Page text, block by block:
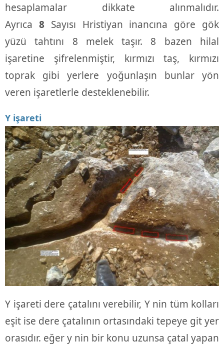
hesaplamalar dikkate alınmalıdır.
Ayrıca 8 Sayısı Hristiyan inancına göre gök
yüzü tahtını 8 melek taşır. 8 bazen hilal
işaretine şifrelenmiştir, kırmızı taş, kırmızı
toprak gibi yerlere yoğunlaşın bunlar yön
veren işaretlerle desteklenebilir.
Y işareti
Y işareti dere çatalını verebilir, Y nin tüm kolları
eşit ise dere çatalının ortasındaki tepeye git yer
orasıdır. eğer y nin bir konu uzunsa çatal yapan